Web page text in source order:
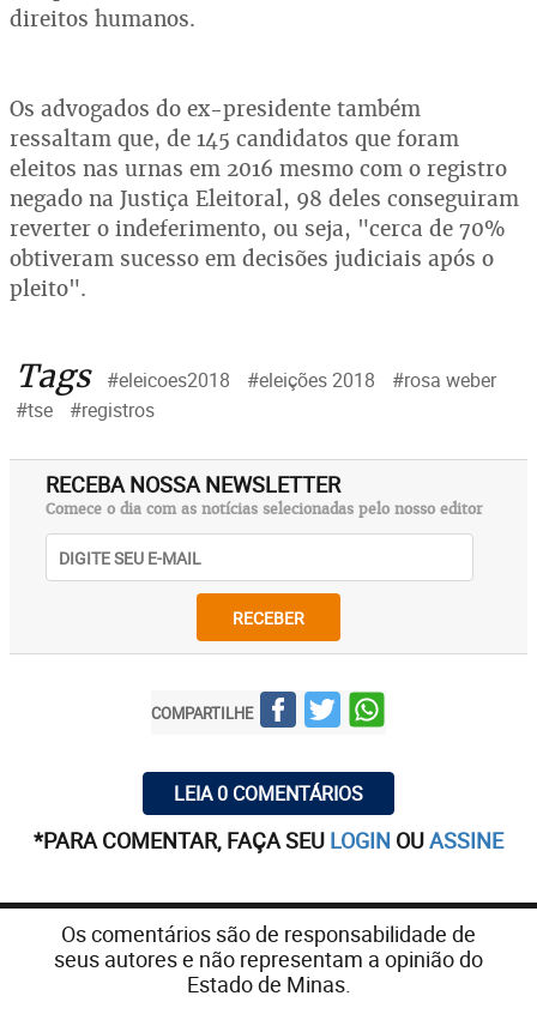
direitos humanos.
Os advogados do ex-presidente também
ressaltam que, de 145 candidatos que foram
eleitos nas urnas em 2016 mesmo com o registro
negado na Justiça Eleitoral, 98 deles conseguiram
reverter o indeferimento, ou seja, "cerca de 70%
obtiveram sucesso em decisões judiciais após o
pleito".
Tags #eleicoes2018 #eleições 2018
#rosa weber
#tse
#registros
RECEBA NOSSA NEWSLETTER
Comece o dia com as notícias selecionadas pelo nosso editor
RECEBER
COMPARTILHE
LEIA 0 COMENTÁRIOS
*PARA COMENTAR, FAÇA SEU LOGIN OUASSINE
Os comentários são de responsabilidade de
seus autores e não representam a opinião do
Estado de Minas.